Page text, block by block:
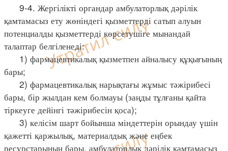
9-4. Жергілікті органдар амбулаторлық дәрілік
қамтамасыз ету жөніндегі қызметтерді сатып алуын
потенциалды қызметтерді көрсетушіге мынандай
талаптар белгіленеді:
1) фармацевтикалық қызметпен айналысу құқығының
бары;
2) фармацевтикалық нарықтағы жұмыс тәжірибесі
бары, бір жылдан кем болмауы (заңды тұлғаны қайта
тіркеуге дейінгі тәжірибесін қоса);
3) келісім шарт бойынша міндеттерін орындау үшін
қажетті қаржылық, материалдық және еңбек
ресурстарының бары, амбулаторлық дәрілік қамтамасыз